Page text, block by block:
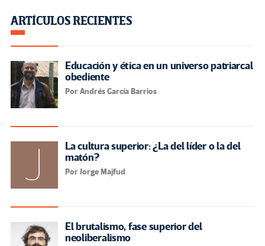
ARTÍCULOS RECIENTES
Educación y ética en un universo patriarcal
obediente
Por Andrés García Barrios
La cultura superior: ¿La del líder o la del
matón?
Por Jorge Majfud
El brutalismo, fase superior del
neoliberalismo